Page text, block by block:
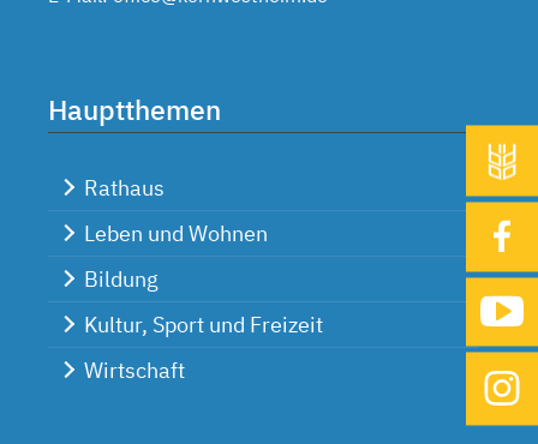
Hauptthemen
Rathaus
Leben und Wohnen
Bildung
Kultur, Sport und Freizeit
Wirtschaft